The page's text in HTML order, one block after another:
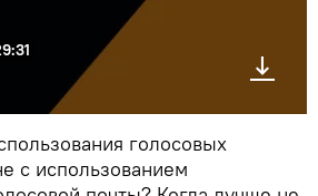
голосовых
с использованием